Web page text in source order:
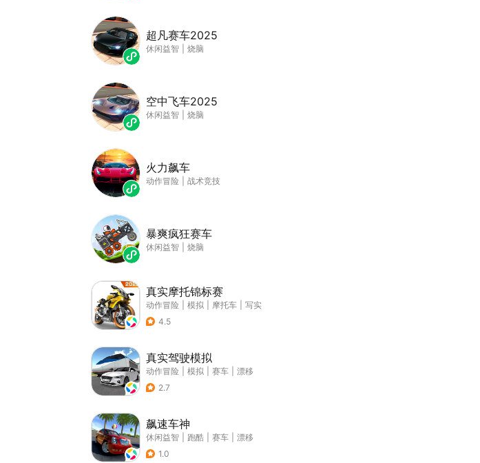
超凡赛车2025
休闲益智 烧脑
空中飞车2025
休闲益智 烧脑
火力飙车
动作冒险 战术竞技
暴爽疯狂赛车
休闲益智 烧脑
真实摩托锦标赛
动作冒险 模拟 摩托车
写实
4.5
真实驾驶模拟
动作冒险 模拟 赛车
漂移
2.7
飙速车神
休闲益智 跑酷 赛车
漂移
1.0